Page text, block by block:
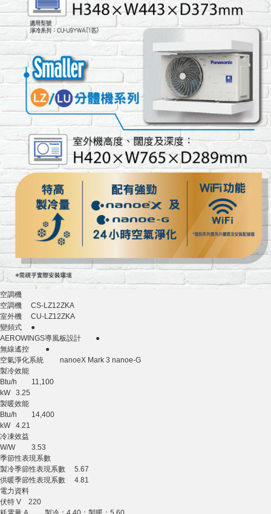
空調機
空調機 CS-LZ12ZKA
室外機 CU-LZ12ZKA
變頻式 ●
AEROWINGS導風板設計 ●
無線遙控 ●
空氣淨化系統 nanoeX Mark 3 nanoe-G
製冷效能
Btu/h 11,100
kW 3.25
製暖效能
Btu/h 14,400
kW 4.21
冷凍效益
W/W 3.53
季節性表現系數
製冷季節性表現系數 5.67
供暖季節性表現系數 4.81
電力資料
伏特 V 220